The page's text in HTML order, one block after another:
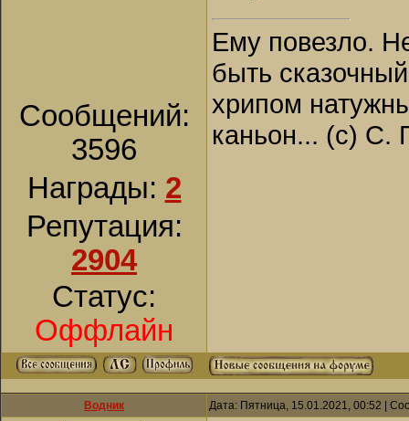
Сообщений:
3596
Награды: 2
Репутация:
2904
Статус:
Оффлайн
Ему повезло.
быть
хрипом
каньон... (с) С.
Водник Дата: Пятница, 15.01.2021, 00:52 |